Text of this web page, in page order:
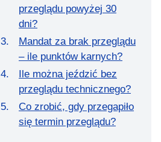
przeglądu powyżej 30
dni?
Mandat za brak przeglądu
– ile punktów karnych?
Ile można jeździć bez
przeglądu technicznego?
Co zrobić, gdy przegapiło
się termin przeglądu?